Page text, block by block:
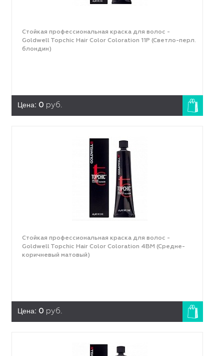
Стойкая профессиональная краска для волос -
Goldwell Topchic Hair Color Coloration 11Р (Светло-перл.
блондин)
Цена: 0 руб.
Стойкая профессиональная краска для волос -
Goldwell Topchic Hair Color Coloration 4ВМ (Средне-
коричневый матовый)
Цена: 0 руб.